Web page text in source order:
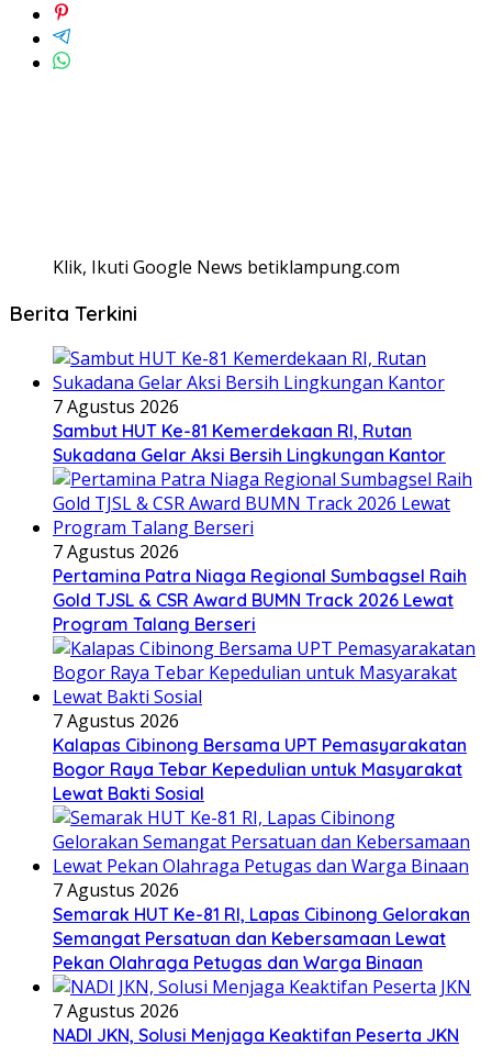
Klik, Ikuti Google News betiklampung.com
Berita Terkini
7 Agustus 2026
Sambut HUT Ke-81 Kemerdekaan RI, Rutan
Sukadana Gelar Aksi Bersih Lingkungan Kantor
7 Agustus 2026
Pertamina Patra Niaga Regional Sumbagsel Raih
Gold TJSL & CSR Award BUMN Track 2026 Lewat
Program Talang Berseri
7 Agustus 2026
Kalapas Cibinong Bersama UPT Pemasyarakatan
Bogor Raya Tebar Kepedulian untuk Masyarakat
Lewat Bakti Sosial
7 Agustus 2026
Semarak HUT Ke-81 RI, Lapas Cibinong Gelorakan
Semangat Persatuan dan Kebersamaan Lewat
Pekan Olahraga Petugas dan Warga Binaan
7 Agustus 2026
NADI JKN, Solusi Menjaga Keaktifan Peserta JKN